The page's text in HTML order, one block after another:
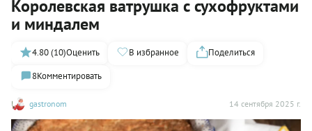
Королевская ватрушка с сухофруктами
и миндалем
gastronom 14 сентября 2025 г.
4.80 (10)Оценить В избранное
Поделиться
8Комментировать